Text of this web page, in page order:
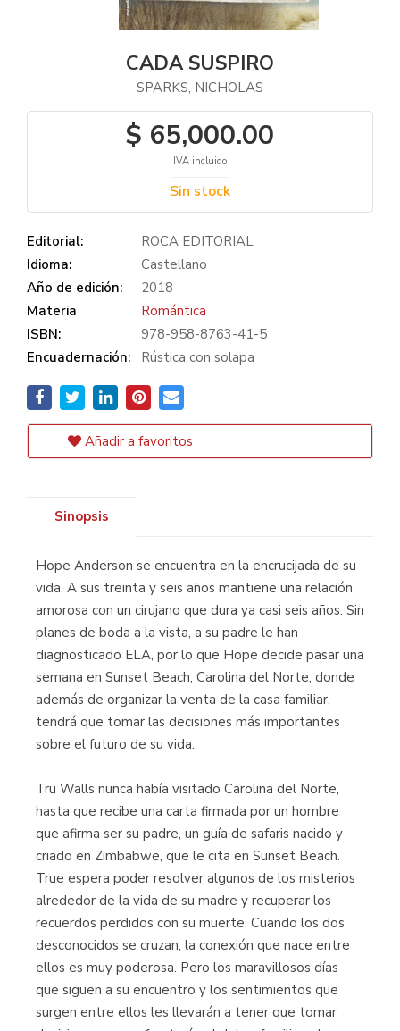
CADA SUSPIRO
SPARKS, NICHOLAS
$ 65,000.00
IVA incluido
Sin stock
Editorial:
ROCA EDITORIAL
Idioma:
Castellano
Año de edición:
2018
Materia
Romántica
ISBN:
978-958-8763-41-5
Encuadernación:
Rústica con solapa
Añadir a favoritos
Sinopsis
Hope Anderson se encuentra en la encrucijada de su
vida. A sus treinta y seis años mantiene una relación
amorosa con un cirujano que dura ya casi seis años. Sin
planes de boda a la vista, a su padre le han
diagnosticado ELA, por lo que Hope decide pasar una
semana en Sunset Beach, Carolina del Norte, donde
además de organizar la venta de la casa familiar,
tendrá que tomar las decisiones más importantes
sobre el futuro de su vida.
Tru Walls nunca había visitado Carolina del Norte,
hasta que recibe una carta firmada por un hombre
que afirma ser su padre, un guía de safaris nacido y
criado en Zimbabwe, que le cita en Sunset Beach.
True espera poder resolver algunos de los misterios
alrededor de la vida de su madre y recuperar los
recuerdos perdidos con su muerte. Cuando los dos
desconocidos se cruzan, la conexión que nace entre
ellos es muy poderosa. Pero los maravillosos días
que siguen a su encuentro y los sentimientos que
surgen entre ellos les llevarán a tener que tomar